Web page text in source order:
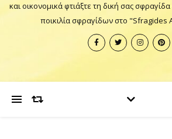
και οικονομικά φτιάξτε τη δική σας
ποικιλία σφραγίδων στο "Sfragides